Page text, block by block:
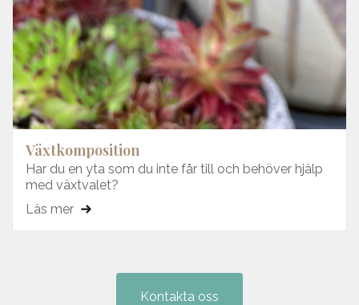
Växtkomposition
Har du en yta som du inte får till och behöver hjälp
med växtvalet?
Läs mer
Kontakta oss